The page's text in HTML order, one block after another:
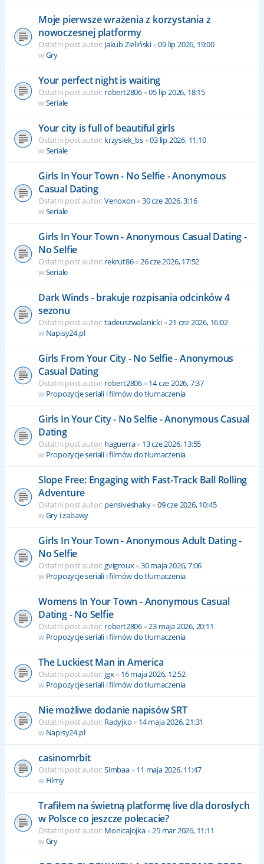
Moje pierwsze wrażenia z korzystania z
nowoczesnej platformy
Ostatni post autor: Jakub Zieliński«09 lip 2026, 19:00
wGry
Your perfect night is waiting
Ostatni post autor: robert2806«05 lip 2026, 18:15
wSeriale
Your city is full of beautiful girls
Ostatni post autor: krzysiek_bs«03 lip 2026, 11:10
wSeriale
Girls In Your Town - No Selfie - Anonymous
Casual Dating
Ostatni post autor:Venoxon«30 cze 2026, 3:16
wSeriale
Girls In Your Town - Anonymous Casual Dating -
No Selfie
Ostatni post autor: rekrut86« 26 cze 2026, 17:52
wSeriale
Dark Winds - brakuje rozpisania odcinków 4
sezonu
Ostatni post autor:tadeuszwalanicki«21 cze 2026, 16:02
w Napisy24.pl
Girls From Your City - No Selfie - Anonymous
Casual Dating
Ostatni post autor: robert2806«14 cze 2026, 7:37
w Propozycje seriali i filmów do tłumaczenia
Girls In Your City - No Selfie - Anonymous Casual
Dating
Ostatni post autor: haguerra« 13 cze 2026, 13:55
w Propozycje seriali i filmów do tłumaczenia
Slope Free: Engaging with Fast-Track Ball Rolling
Adventure
Ostatni post autor: pensiveshaky«09 cze 2026, 10:45
wGry i zabawy
Girls In Your Town - Anonymous Adult Dating -
No Selfie
Ostatni post autor:gvigroux«30 maja 2026, 7:06
w Propozycje seriali i filmów do tłumaczenia
Womens In Your Town - Anonymous Casual
Dating - No Selfie
Ostatni post autor: robert2806«23 maja 2026, 20:11
w Propozycje seriali i filmów do tłumaczenia
The Luckiest Man in America
Ostatni post autor: jgx« 16 maja 2026, 12:52
w Propozycje seriali i filmów do tłumaczenia
Nie możliwe dodanie napisów SRT
Ostatni post autor: Radyjko« 14 maja 2026, 21:31
w Napisy24.pl
casinomrbit
Ostatni post autor:Simbaa«11 maja 2026, 11:47
w Filmy
Trafiłem na świetną platformę live dla dorosłych
w Polsce co jeszcze polecacie?
Ostatni post autor: MonicaJojka«25 mar 2026, 11:11
wGry